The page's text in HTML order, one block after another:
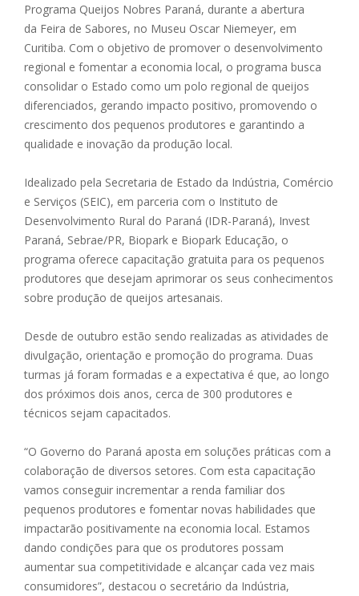
Programa Queijos Nobres Paraná, durante a abertura
da Feira de Sabores, no Museu Oscar Niemeyer, em
Curitiba. Com o objetivo de promover o desenvolvimento
regional e fomentar a economia local, o programa busca
consolidar o Estado como um polo regional de queijos
diferenciados, gerando impacto positivo, promovendo o
crescimento dos pequenos produtores e garantindo a
qualidade e inovação da produção local.
Idealizado pela Secretaria de Estado da Indústria, Comércio
e Serviços (SEIC), em parceria com o Instituto de
Desenvolvimento Rural do Paraná (IDR-Paraná), Invest
Paraná, Sebrae/PR, Biopark e Biopark Educação, o
programa oferece capacitação gratuita para os pequenos
produtores que desejam aprimorar os seus conhecimentos
sobre produção de queijos artesanais.
Desde de outubro estão sendo realizadas as atividades de
divulgação, orientação e promoção do programa. Duas
turmas já foram formadas e a expectativa é que, ao longo
dos próximos dois anos, cerca de 300 produtores e
técnicos sejam capacitados.
“O Governo do Paraná aposta em soluções práticas com a
colaboração de diversos setores. Com esta capacitação
vamos conseguir incrementar a renda familiar dos
pequenos produtores e fomentar novas habilidades que
impactarão positivamente na economia local. Estamos
dando condições para que os produtores possam
aumentar sua competitividade e alcançar cada vez mais
consumidores”, destacou o secretário da Indústria,